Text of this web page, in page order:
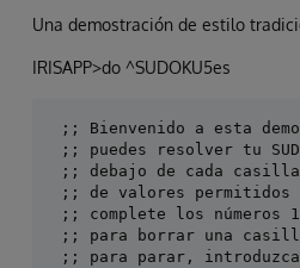
Una demostración de estilo
IRISAPP>do ^SUDOKU5es
;; Bienvenido a esta
;; puedes resolver tu
;; debajo de cada
;; de valores permitidos
;; complete los números
;; para borrar una
;; para parar,